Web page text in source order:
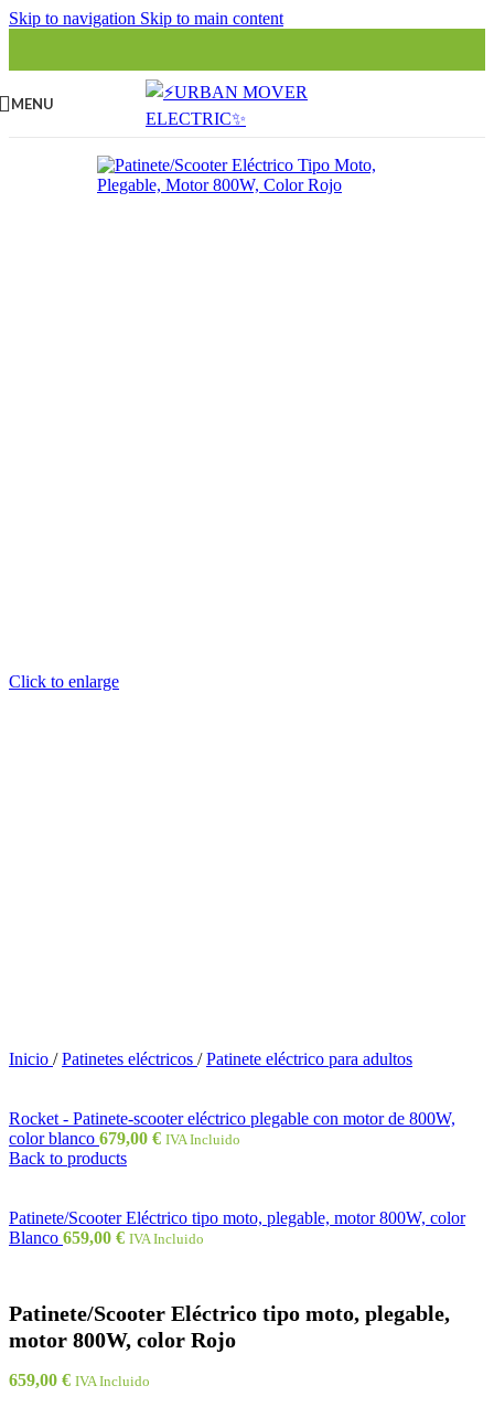
Skip to navigation Skip to main content
MENU
Click to enlarge
Inicio / Patinetes eléctricos / Patinete eléctrico para adultos
Rocket - Patinete-scooter eléctrico plegable con motor de 800W,
color blanco 679,00 € IVA Incluido
Back to products
Patinete/Scooter Eléctrico tipo moto, plegable, motor 800W, color
Blanco 659,00 € IVA Incluido
Patinete/Scooter Eléctrico tipo moto, plegable,
motor 800W, color Rojo
659,00 € IVA Incluido